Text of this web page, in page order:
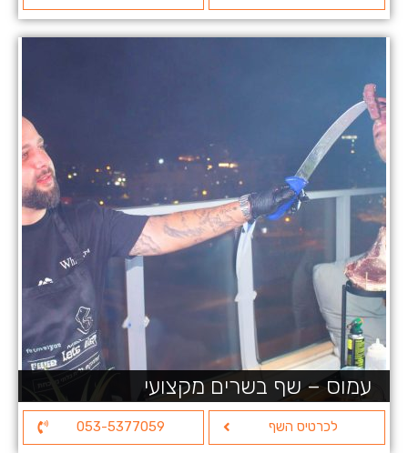
עמוס – שף בשרים מקצועי
לכרטיס השף 053-5377059